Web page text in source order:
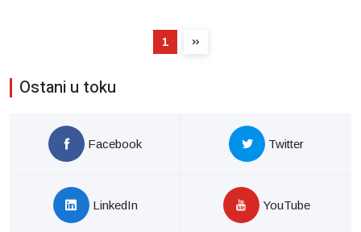
1
Ostani u toku
Facebook Twitter
LinkedIn YouTube